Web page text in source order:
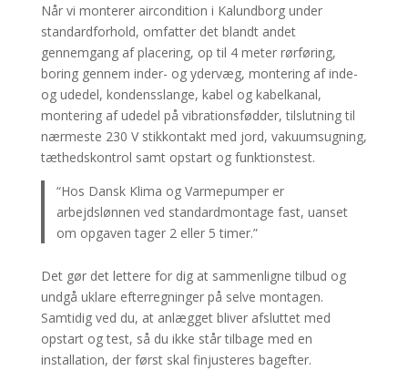
Når vi monterer aircondition i Kalundborg under
standardforhold, omfatter det blandt andet
gennemgang af placering, op til 4 meter rørføring,
boring gennem inder- og ydervæg, montering af inde-
og udedel, kondensslange, kabel og kabelkanal,
montering af udedel på vibrationsfødder, tilslutning til
nærmeste 230 V stikkontakt med jord, vakuumsugning,
tæthedskontrol samt opstart og funktionstest.
“Hos Dansk Klima og Varmepumper er
arbejdslønnen ved standardmontage fast, uanset
om opgaven tager 2 eller 5 timer.”
Det gør det lettere for dig at sammenligne tilbud og
undgå uklare efterregninger på selve montagen.
Samtidig ved du, at anlægget bliver afsluttet med
opstart og test, så du ikke står tilbage med en
installation, der først skal finjusteres bagefter.